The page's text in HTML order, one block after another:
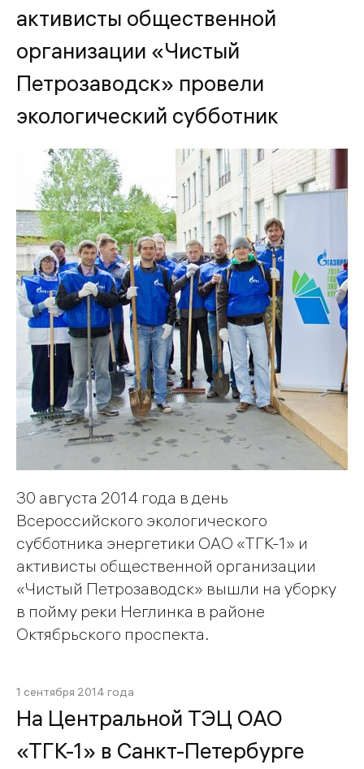
активисты общественной
организации «Чистый
Петрозаводск» провели
экологический субботник
30 августа 2014 года в день
Всероссийского экологического
субботника энергетики ОАО «ТГК-1» и
активисты общественной организации
«Чистый Петрозаводск» вышли на уборку
в пойму реки Неглинка в районе
Октябрьского проспекта.
1 сентября 2014 года
На Центральной ТЭЦ ОАО
«ТГК-1» в Санкт-Петербурге